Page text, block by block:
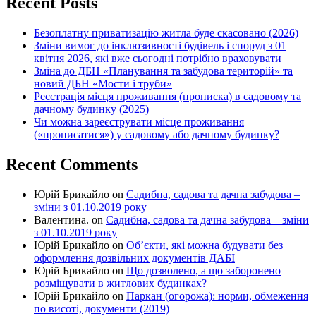
Безоплатну приватизацію житла буде скасовано (2026)
Зміни вимог до інклюзивності будівель і споруд з 01
квітня 2026, які вже сьогодні потрібно враховувати
Зміна до ДБН «Планування та забудова територій» та
новий ДБН «Мости і труби»
Реєстрація місця проживання (прописка) в садовому та
дачному будинку (2025)
Чи можна зареєструвати місце проживання
(«прописатися») у садовому або дачному будинку?
Recent Comments
Юрій Брикайло on Садибна, садова та дачна забудова –
зміни з 01.10.2019 року
Валентина. on Садибна, садова та дачна забудова – зміни
з 01.10.2019 року
Юрій Брикайло on Об’єкти, які можна будувати без
оформлення дозвільних документів ДАБІ
Юрій Брикайло on Що дозволено, а що заборонено
розміщувати в житлових будинках?
Юрій Брикайло on Паркан (огорожа): норми, обмеження
по висоті, документи (2019)